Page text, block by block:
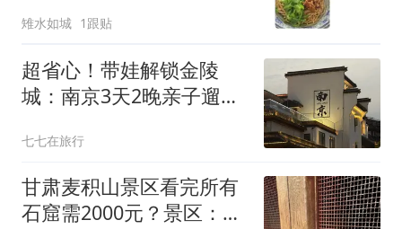
雉水如城 1跟贴
超省心！带娃解锁金陵
城：南京3天2晚亲子遛娃
七七在旅行
甘肃麦积山景区看完所有
石窟需2000元？景区：部